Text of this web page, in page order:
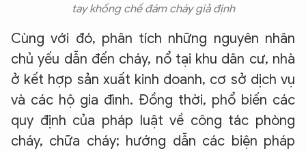
tay khống chế đám cháy giả định
Cùng với đó, phân tích những nguyên nhân
chủ yếu dẫn đến cháy, nổ tại khu dân cư, nhà
ở kết hợp sản xuất kinh doanh, cơ sở dịch vụ
và các hộ gia đình. Đồng thời, phổ biến các
quy định của pháp luật về công tác phòng
cháy, chữa cháy; hướng dẫn các biện pháp